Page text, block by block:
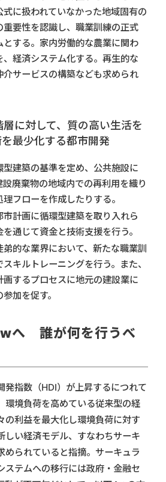
式に扱われていなかった地域固有の
重要性を認識し、職業訓練の正式
とする。家内労働的な農業に関わ
、経済システム化する。再生的な
介サービスの構築なども求められ
に対して、質の高い生活を
最少化する都市開発
型建築の基準を定め、公共施設に
廃棄物の地域内での再利用を織り
フローを作成したりする。
計画に循環型建築を取り入れら
通じて資金と技術支援を行う。
弟的な業界において、新たな職業訓
キルトレーニングを行う。また、
画するプロセスに地元の建設業に
加を促す。
へ 誰が何を行うべ
発指数（HDI）が上昇するにつれて
環境負荷を高めている従来型の経
の利益を最大化し環境負荷に対す
しい経済モデル、すなわちサーキ
められていると指摘。サーキュラ
ステムへの移行には政府・金融セ